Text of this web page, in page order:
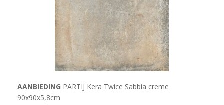
AANBIEDING PARTIJ Kera Twice Sabbia creme
90x90x5,8cm